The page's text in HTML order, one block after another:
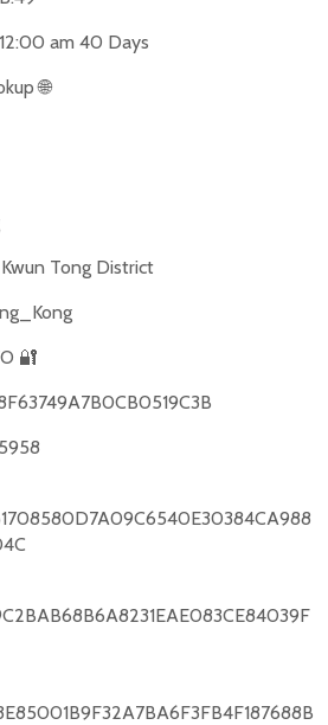
am 40 Days
🌐
Tong District
🔐